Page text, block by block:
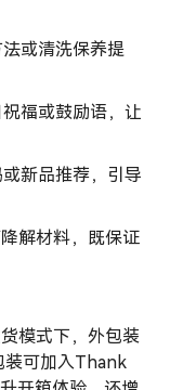
或清洗保养提
福或鼓励语，让
新品推荐，引导
解材料，既保证
模式下，外包装
装可加入Thank